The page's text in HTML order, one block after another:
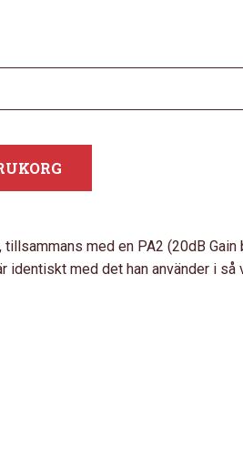
med en PA2 (20dB
identiskt med det han använder i så